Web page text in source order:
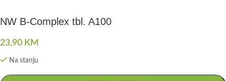
NW B-Complex tbl. A100
23,90 KM
Na stanju